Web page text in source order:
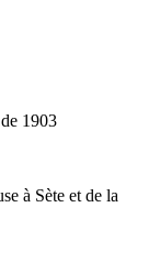
à Sète et de la